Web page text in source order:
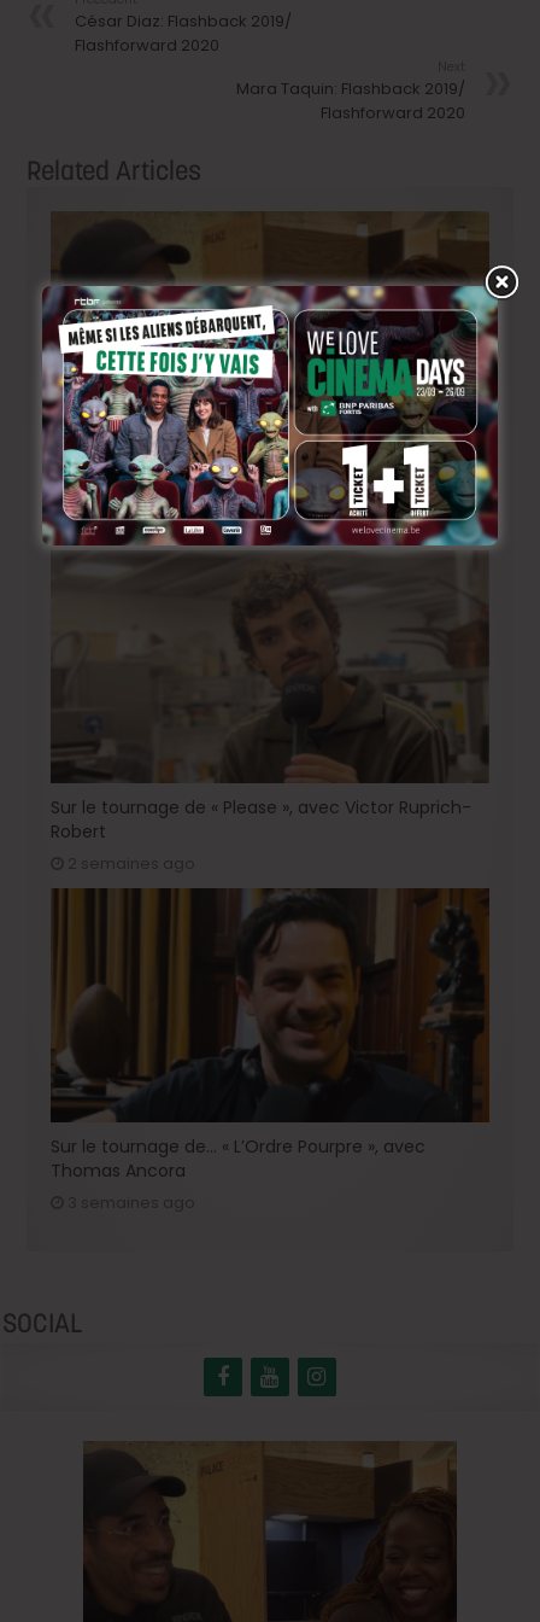
César Diaz: Flashback 2019/
Flashforward 2020
Mara Taquin: Flashback 2019/
Flashforward 2020
Related Articles
BRIFF Express: Tom Adjibi et Adéola Hawna, « Ceci
n’est pas un film français ».
1 jour ago
Sur le tournage de « Please », avec Victor Ruprich-
Robert
2 semaines ago
Sur le tournage de… « L’Ordre Pourpre », avec
Thomas Ancora
SOCIAL